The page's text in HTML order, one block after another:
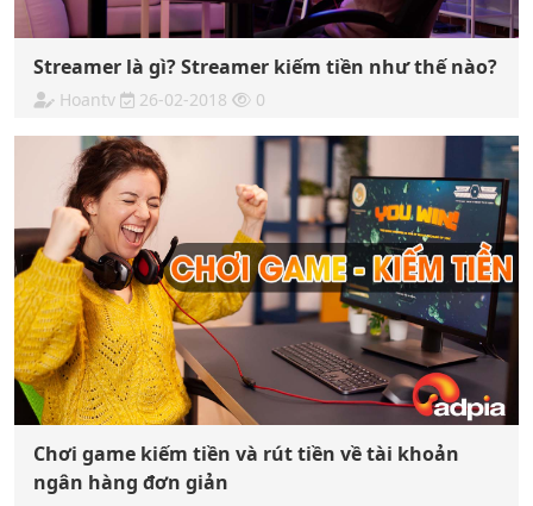
Streamer là gì? Streamer kiếm tiền như thế nào?
Hoantv 26-02-2018 0
Chơi game kiếm tiền và rút tiền về tài khoản
ngân hàng đơn giản